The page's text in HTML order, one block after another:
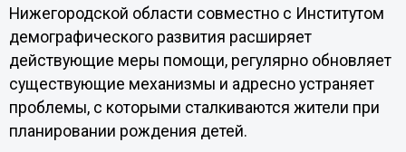
Нижегородской области совместно с Институтом
демографического развития расширяет
действующие меры помощи, регулярно обновляет
существующие механизмы и адресно устраняет
проблемы, с которыми сталкиваются жители при
планировании рождения детей.